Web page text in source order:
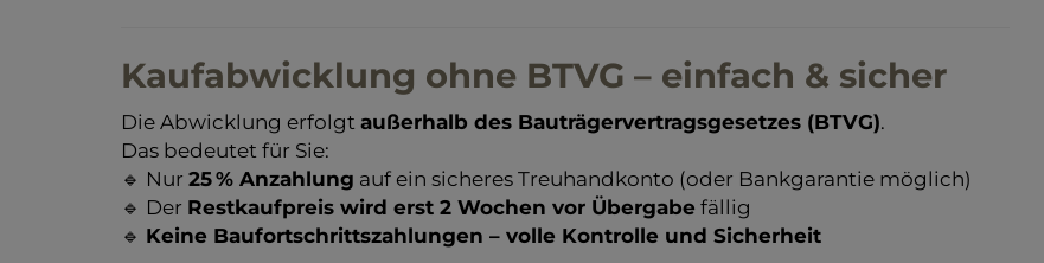
Kaufabwicklung ohne BTVG – einfach & sicher
Die Abwicklung erfolgt außerhalb des Bauträgervertragsgesetzes (BTVG).
Das bedeutet für Sie:
🔹 Nur 25 % Anzahlung auf ein sicheres Treuhandkonto (oder Bankgarantie möglich)
🔹 Der Restkaufpreis wird erst 2 Wochen vor Übergabe fällig
🔹 Keine Baufortschrittszahlungen – volle Kontrolle und Sicherheit